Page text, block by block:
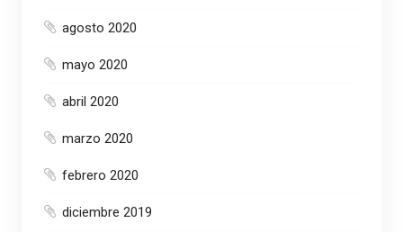
agosto 2020
mayo 2020
abril 2020
marzo 2020
febrero 2020
diciembre 2019